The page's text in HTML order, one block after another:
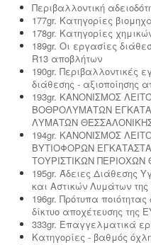
Περιβαλλοντική
177gr. Κατηγορίες
178gr. Κατηγορίες
189gr. Οι εργασίες
R13 αποβλήτων
190gr. Περιβαλλοντικές
διάθεσης - αξιοποίησης
193gr. ΚΑΝΟΝΙΣΜΟΣ
ΒΟΘΡΟΛΥΜΑΤΩΝ
ΛΥΜΑΤΩΝ
194gr. ΚΑΝΟΝΙΣΜΟΣ
ΒΥΤΙΟΦΟΡΩΝ
ΤΟΥΡΙΣΤΙΚΩΝ ΠΕΡΙΟΧΩΝ
195gr. Άδειες Διάθεσης
και Αστικών Λυμάτων
196gr. Πρότυπα
δίκτυο αποχέτευσης της
333gr. Επαγγελματικά
Κατηγορίες - βαθμός